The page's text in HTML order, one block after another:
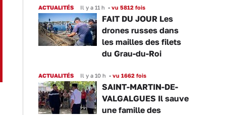
ACTUALITÉS Il y a 11 h • vu 5812 fois
FAIT DU JOUR Les
drones russes dans
les mailles des filets
du Grau-du-Roi
ACTUALITÉS Il y a 10 h • vu 1662 fois
SAINT-MARTIN-DE-
VALGALGUES Il sauve
une famille des